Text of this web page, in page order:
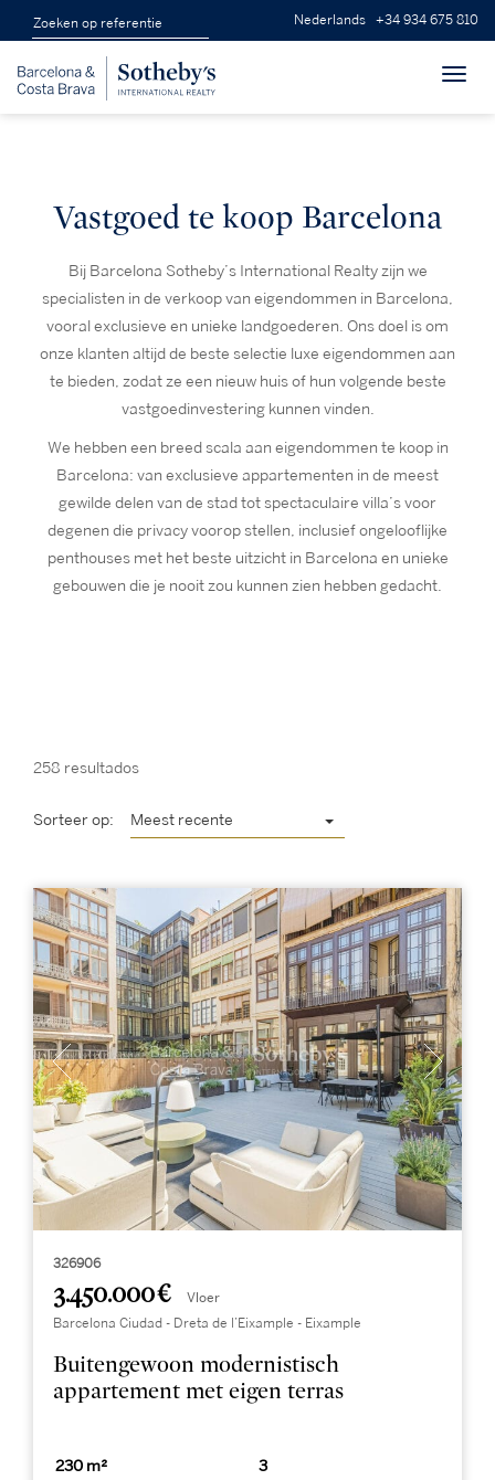
Nederlands +34 934 675 810
Vastgoed te koop Barcelona
Bij Barcelona Sotheby’s International Realty zijn we
specialisten in de verkoop van eigendommen in Barcelona,
vooral exclusieve en unieke landgoederen. Ons doel is om
onze klanten altijd de beste selectie luxe eigendommen aan
te bieden, zodat ze een nieuw huis of hun volgende beste
vastgoedinvestering kunnen vinden.
We hebben een breed scala aan eigendommen te koop in
Barcelona: van exclusieve appartementen in de meest
gewilde delen van de stad tot spectaculaire villa’s voor
degenen die privacy voorop stellen, inclusief ongelooflijke
penthouses met het beste uitzicht in Barcelona en unieke
gebouwen die je nooit zou kunnen zien hebben gedacht.
258 resultados
Sorteer op: Meest recente
326906
3.450.000 € Vloer
Barcelona Ciudad - Dreta de l’Eixample - Eixample
Buitengewoon modernistisch
appartement met eigen terras
230 m² 3